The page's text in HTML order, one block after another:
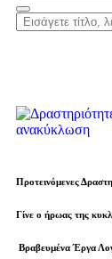
Προτεινόμενες
Γίνε ο ήρωας της
Βραβευµένα Έργα